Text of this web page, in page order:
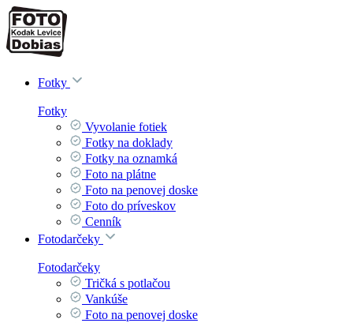
Fotky
Fotky
Vyvolanie fotiek
Fotky na doklady
Fotky na oznamká
Foto na plátne
Foto na penovej doske
Foto do príveskov
Cenník
Fotodarčeky
Fotodarčeky
Tričká s potlačou
Vankúše
Foto na penovej doske